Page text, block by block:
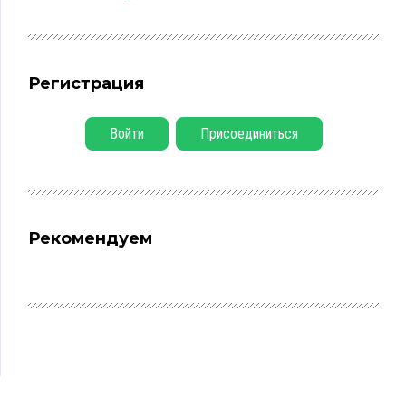
Регистрация
Войти Присоединиться
Рекомендуем